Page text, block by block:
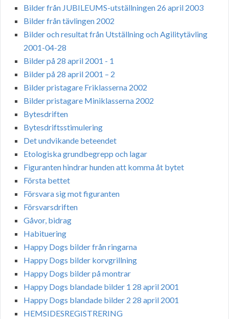
Bilder från JUBILEUMS-utställningen 26 april 2003
Bilder från tävlingen 2002
Bilder och resultat från Utställning och Agilitytävling
2001-04-28
Bilder på 28 april 2001 - 1
Bilder på 28 april 2001 – 2
Bilder pristagare Friklasserna 2002
Bilder pristagare Miniklasserna 2002
Bytesdriften
Bytesdriftsstimulering
Det undvikande beteendet
Etologiska grundbegrepp och lagar
Figuranten hindrar hunden att komma åt bytet
Första bettet
Försvara sig mot figuranten
Försvarsdriften
Gåvor, bidrag
Habituering
Happy Dogs bilder från ringarna
Happy Dogs bilder korvgrillning
Happy Dogs bilder på montrar
Happy Dogs blandade bilder 1 28 april 2001
Happy Dogs blandade bilder 2 28 april 2001
HEMSIDESREGISTRERING